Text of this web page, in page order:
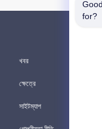
D75um সিন্টারড ধাতু
খবর
ক্ষেত্রে
সাইটম্যাপ
for?